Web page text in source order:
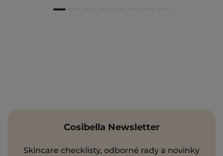
Cosibella Newsletter
Skincare checklisty, odborné rady a novinky